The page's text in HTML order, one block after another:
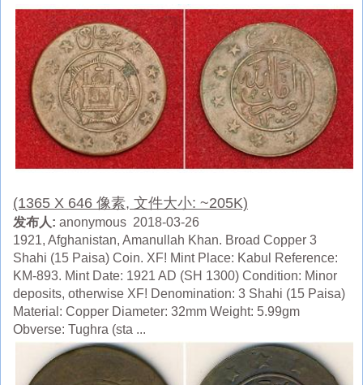
(1365 X 646 像素, 文件大小: ~205K)
发布人: anonymous 2018-03-26
1921, Afghanistan, Amanullah Khan. Broad Copper 3
Shahi (15 Paisa) Coin. XF! Mint Place: Kabul Reference:
KM-893. Mint Date: 1921 AD (SH 1300) Condition: Minor
deposits, otherwise XF! Denomination: 3 Shahi (15 Paisa)
Material: Copper Diameter: 32mm Weight: 5.99gm
Obverse: Tughra (sta ...